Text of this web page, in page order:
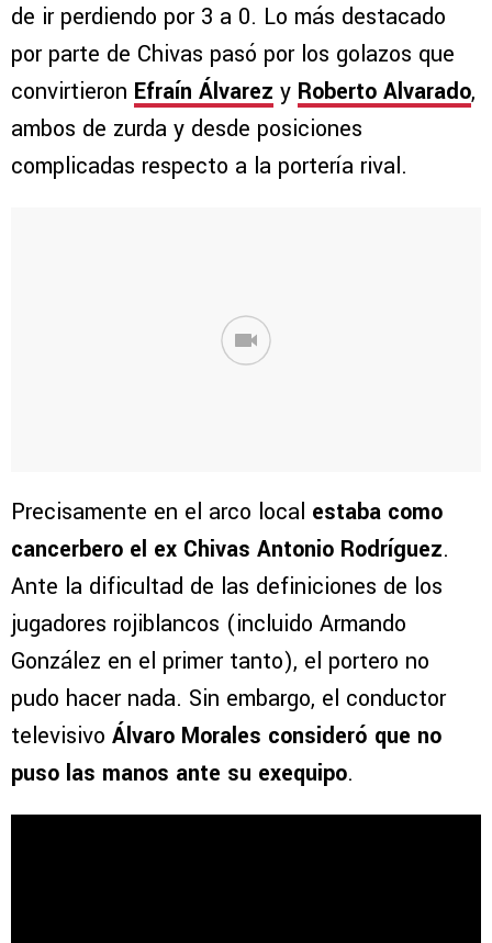
de ir perdiendo por 3 a 0. Lo más destacado
por parte de Chivas pasó por los golazos que
convirtieron Efraín Álvarez y Roberto Alvarado,
ambos de zurda y desde posiciones
complicadas respecto a la portería rival.
Precisamente en el arco local estaba como
cancerbero el ex Chivas Antonio Rodríguez.
Ante la dificultad de las definiciones de los
jugadores rojiblancos (incluido Armando
González en el primer tanto), el portero no
pudo hacer nada. Sin embargo, el conductor
televisivo Álvaro Morales consideró que no
puso las manos ante su exequipo.